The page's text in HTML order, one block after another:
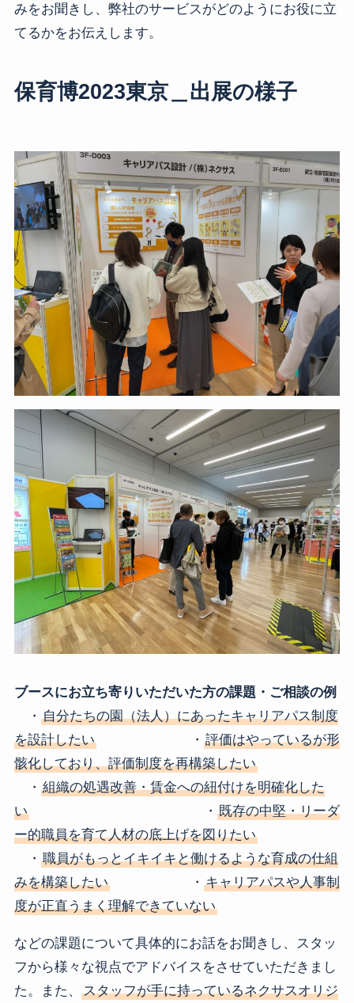
みをお聞きし、弊社のサービスがどのようにお役に立
てるかをお伝えします。
保育博2023東京＿出展の様子
ブースにお立ち寄りいただいた方の課題・ご相談の例
・ 自分たちの園（法人）にあったキャリアパス制度
を設計したい・ 評価はやっているが形
骸化しており、評価制度を再構築したい
・ 組織の処遇改善・賃金への紐付けを明確化した
い・ 既存の中堅・リーダ
ー的職員を育て人材の底上げを図りたい
・ 職員がもっとイキイキと働けるような育成の仕組
みを構築したい・ キャリアパスや人事制
度が正直うまく理解できていない
などの課題について具体的にお話をお聞きし、スタッ
フから様々な視点でアドバイスをさせていただきまし
た。また、
スタッフが手に持っているネクサスオリジ